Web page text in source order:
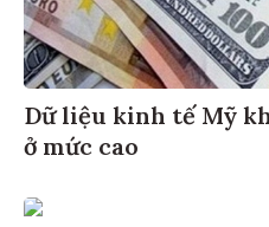
Dữ liệu kinh tế Mỹ
ở mức cao